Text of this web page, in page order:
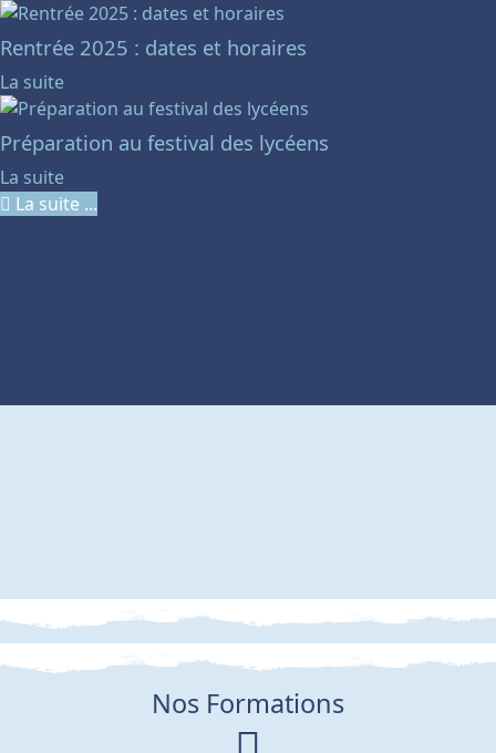
Rentrée 2025 : dates et horaires
La suite
Préparation au festival des lycéens
La suite
La suite ...
Nos Formations